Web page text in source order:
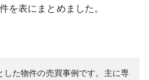
を表にまとめました。
た物件の売買事例です。 主に専